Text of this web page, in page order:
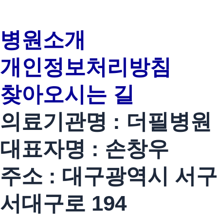
병원소개
개인정보처리방침
찾아오시는 길
의료기관명 : 더필병원
대표자명 : 손창우
주소 : 대구광역시 서구
서대구로 194